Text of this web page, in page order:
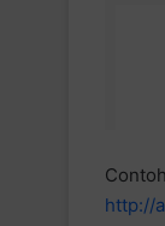
http://